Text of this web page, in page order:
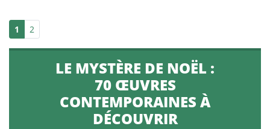
1 2
LE MYSTÈRE DE NOËL :
70 ŒUVRES
CONTEMPORAINES À
DÉCOUVRIR